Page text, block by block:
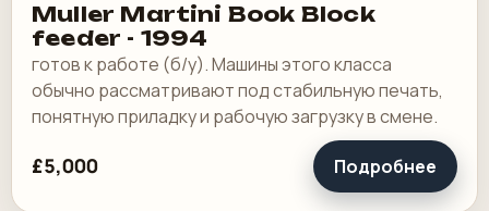
Muller Martini Book Block
feeder - 1994
готов к работе (б/у). Машины этого класса
обычно рассматривают под стабильную печать,
понятную приладку и рабочую загрузку в смене.
£5,000 Подробнее